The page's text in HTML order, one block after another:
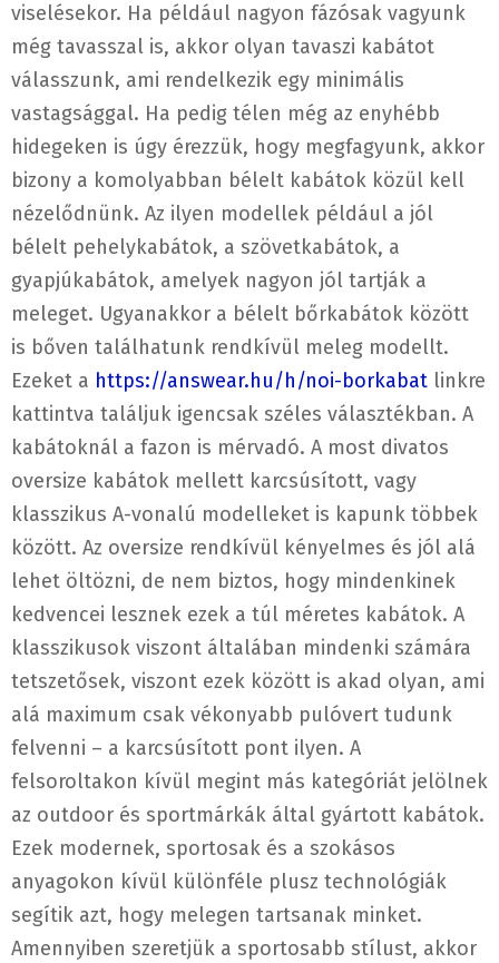
viselésekor. Ha például nagyon fázósak vagyunk
még tavasszal is, akkor olyan tavaszi kabátot
válasszunk, ami rendelkezik egy minimális
vastagsággal. Ha pedig télen még az enyhébb
hidegeken is úgy érezzük, hogy megfagyunk, akkor
bizony a komolyabban bélelt kabátok közül kell
nézelődnünk. Az ilyen modellek például a jól
bélelt pehelykabátok, a szövetkabátok, a
gyapjúkabátok, amelyek nagyon jól tartják a
meleget. Ugyanakkor a bélelt bőrkabátok között
is bőven találhatunk rendkívül meleg modellt.
Ezeket a https://answear.hu/h/noi-borkabat linkre
kattintva találjuk igencsak széles választékban. A
kabátoknál a fazon is mérvadó. A most divatos
oversize kabátok mellett karcsúsított, vagy
klasszikus A-vonalú modelleket is kapunk többek
között. Az oversize rendkívül kényelmes és jól alá
lehet öltözni, de nem biztos, hogy mindenkinek
kedvencei lesznek ezek a túl méretes kabátok. A
klasszikusok viszont általában mindenki számára
tetszetősek, viszont ezek között is akad olyan, ami
alá maximum csak vékonyabb pulóvert tudunk
felvenni – a karcsúsított pont ilyen. A
felsoroltakon kívül megint más kategóriát jelölnek
az outdoor és sportmárkák által gyártott kabátok.
Ezek modernek, sportosak és a szokásos
anyagokon kívül különféle plusz technológiák
segítik azt, hogy melegen tartsanak minket.
Amennyiben szeretjük a sportosabb stílust, akkor